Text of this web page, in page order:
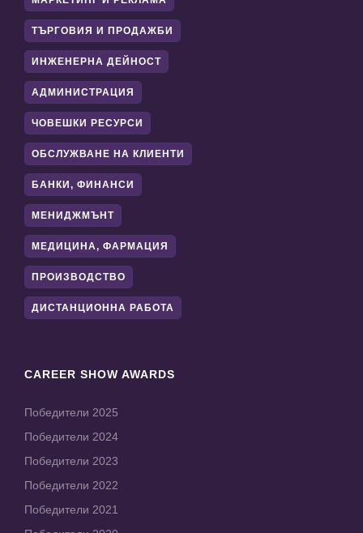
ТЪРГОВИЯ И ПРОДАЖБИ
ИНЖЕНЕРНА ДЕЙНОСТ
АДМИНИСТРАЦИЯ
ЧОВЕШКИ РЕСУРСИ
ОБСЛУЖВАНЕ НА КЛИЕНТИ
БАНКИ, ФИНАНСИ
МЕНИДЖМЪНТ
МЕДИЦИНА, ФАРМАЦИЯ
ПРОИЗВОДСТВО
ДИСТАНЦИОННА РАБОТА
CAREER SHOW AWARDS
Победители 2025
Победители 2024
Победители 2023
Победители 2022
Победители 2021